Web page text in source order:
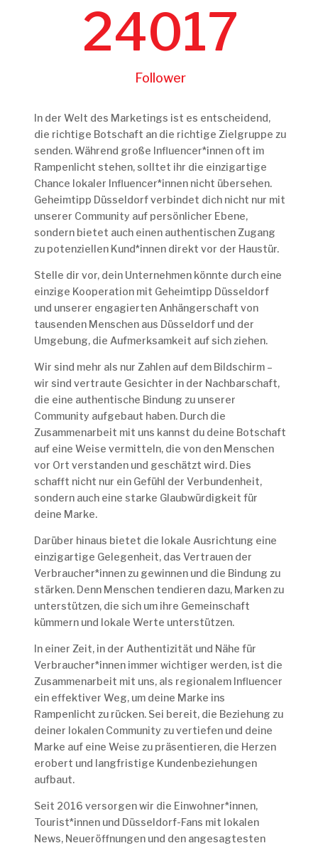
24017
Follower
In der Welt des Marketings ist es entscheidend,
die richtige Botschaft an die richtige Zielgruppe zu
senden. Während große Influencer*innen oft im
Rampenlicht stehen, solltet ihr die einzigartige
Chance lokaler Influencer*innen nicht übersehen.
Geheimtipp Düsseldorf verbindet dich nicht nur mit
unserer Community auf persönlicher Ebene,
sondern bietet auch einen authentischen Zugang
zu potenziellen Kund*innen direkt vor der Haustür.
Stelle dir vor, dein Unternehmen könnte durch eine
einzige Kooperation mit Geheimtipp Düsseldorf
und unserer engagierten Anhängerschaft von
tausenden Menschen aus Düsseldorf und der
Umgebung, die Aufmerksamkeit auf sich ziehen.
Wir sind mehr als nur Zahlen auf dem Bildschirm –
wir sind vertraute Gesichter in der Nachbarschaft,
die eine authentische Bindung zu unserer
Community aufgebaut haben. Durch die
Zusammenarbeit mit uns kannst du deine Botschaft
auf eine Weise vermitteln, die von den Menschen
vor Ort verstanden und geschätzt wird. Dies
schafft nicht nur ein Gefühl der Verbundenheit,
sondern auch eine starke Glaubwürdigkeit für
deine Marke.
Darüber hinaus bietet die lokale Ausrichtung eine
einzigartige Gelegenheit, das Vertrauen der
Verbraucher*innen zu gewinnen und die Bindung zu
stärken. Denn Menschen tendieren dazu, Marken zu
unterstützen, die sich um ihre Gemeinschaft
kümmern und lokale Werte unterstützen.
In einer Zeit, in der Authentizität und Nähe für
Verbraucher*innen immer wichtiger werden, ist die
Zusammenarbeit mit uns, als regionalem Influencer
ein effektiver Weg, um deine Marke ins
Rampenlicht zu rücken. Sei bereit, die Beziehung zu
deiner lokalen Community zu vertiefen und deine
Marke auf eine Weise zu präsentieren, die Herzen
erobert und langfristige Kundenbeziehungen
aufbaut.
Seit 2016 versorgen wir die Einwohner*innen,
Tourist*innen und Düsseldorf-Fans mit lokalen
News, Neueröffnungen und den angesagtesten